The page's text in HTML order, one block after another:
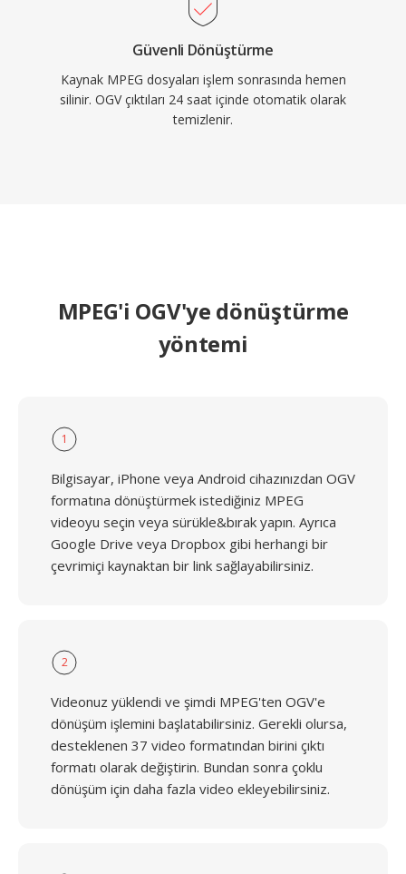
Güvenli Dönüştürme
Kaynak MPEG dosyaları işlem sonrasında hemen
silinir. OGV çıktıları 24 saat içinde otomatik olarak
temizlenir.
MPEG'i OGV'ye dönüştürme
yöntemi
1
Bilgisayar, iPhone veya Android cihazınızdan OGV
formatına dönüştürmek istediğiniz MPEG
videoyu seçin veya sürükle&bırak yapın. Ayrıca
Google Drive veya Dropbox gibi herhangi bir
çevrimiçi kaynaktan bir link sağlayabilirsiniz.
2
Videonuz yüklendi ve şimdi MPEG'ten OGV'e
dönüşüm işlemini başlatabilirsiniz. Gerekli olursa,
desteklenen 37 video formatından birini çıktı
formatı olarak değiştirin. Bundan sonra çoklu
dönüşüm için daha fazla video ekleyebilirsiniz.